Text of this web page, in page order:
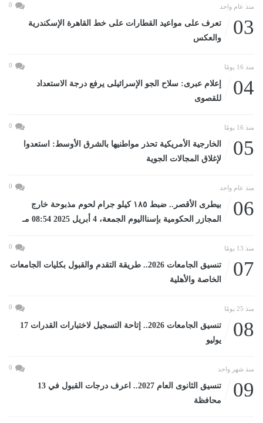
منذ عام واحد 0
03
تعرف على مواعيد القطارات على خط القاهرة الإسكندرية
والعكس
منذ 16 يومًا 0
04
إعلام عبرى: سلاح الجو الإسرائيلى يرفع درجة الاستعداد
للقصوى
منذ 16 يومًا 0
05
الخارجية الأمريكية تحذر مواطنيها بالشرق الأوسط: استعدوا
لإغلاق المجالات الجوية
منذ عام واحد 0
06
بيطرى الأقصر.. ضبط ١٨٥ كيلو جرام لحوم مذبوحة خارج
المجازر الحكومية بإسنااليوم الجمعة، 4 أبريل 2025 08:54 مـ
منذ 13 يومًا 0
07
تنسيق الجامعات 2026.. طريقة التقدم والقبول بكليات الجامعات
الخاصة والأهلية
منذ 25 يومًا 0
08
تنسيق الجامعات 2026.. إتاحة التسجيل لاختبارات القدرات 17
يوليو
منذ شهر واحد 0
09
تنسيق الثانوى العام 2027.. اعرف درجات القبول في 13
محافظة